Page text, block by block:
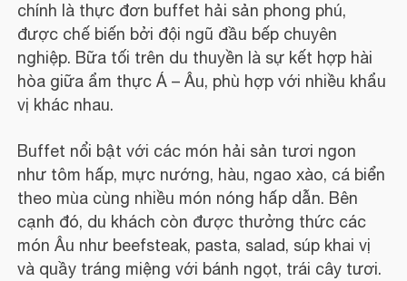
chính là thực đơn buffet hải sản phong phú,
được chế biến bởi đội ngũ đầu bếp chuyên
nghiệp. Bữa tối trên du thuyền là sự kết hợp hài
hòa giữa ẩm thực Á – Âu, phù hợp với nhiều khẩu
vị khác nhau.
Buffet nổi bật với các món hải sản tươi ngon
như tôm hấp, mực nướng, hàu, ngao xào, cá biển
theo mùa cùng nhiều món nóng hấp dẫn. Bên
cạnh đó, du khách còn được thưởng thức các
món Âu như beefsteak, pasta, salad, súp khai vị
và quầy tráng miệng với bánh ngọt, trái cây tươi.